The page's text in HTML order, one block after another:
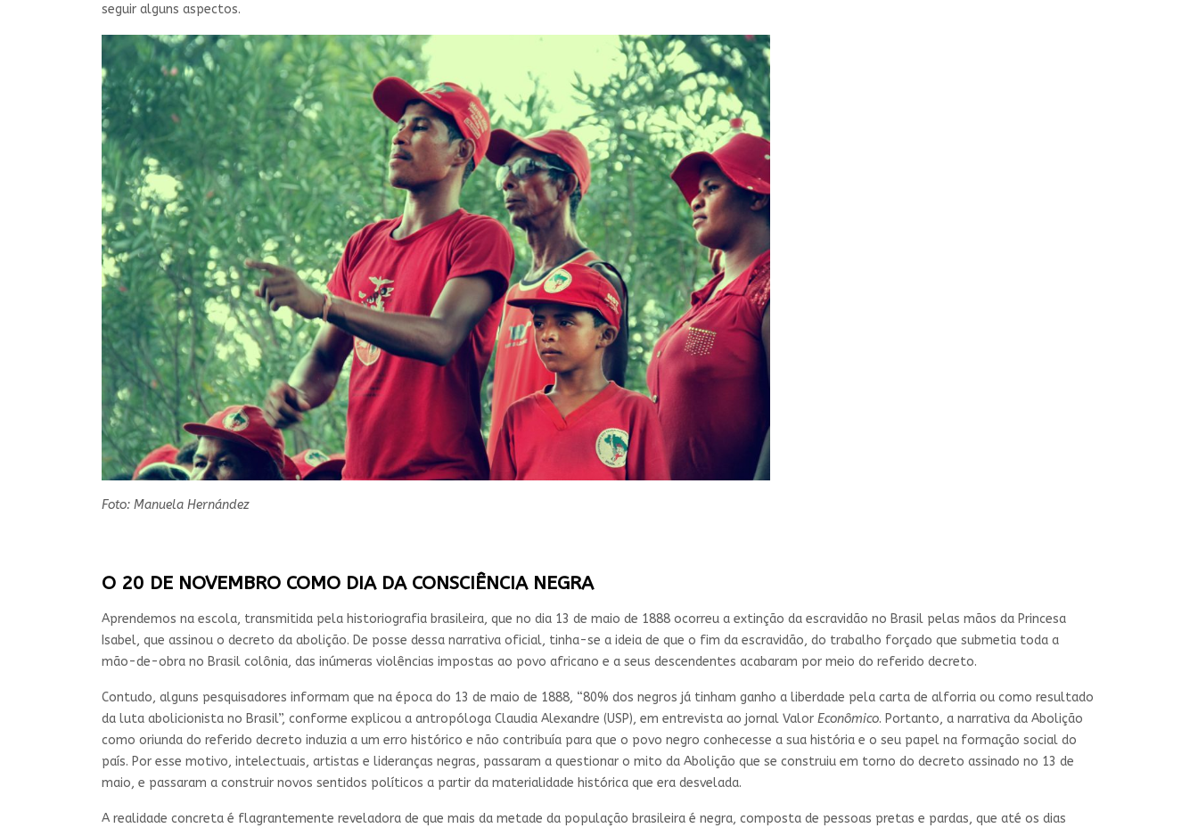
seguir alguns aspectos.
Foto: Manuela Hernández
O 20 DE NOVEMBRO COMO DIA DA CONSCIÊNCIA NEGRA
Aprendemos na escola, transmitida pela historiografia brasileira, que no dia 13 de maio de 1888 ocorreu a extinção da escravidão no Brasil pelas mãos da Princesa
Isabel, que assinou o decreto da abolição. De posse dessa narrativa oficial, tinha-se a ideia de que o fim da escravidão, do trabalho forçado que submetia toda a
mão-de-obra no Brasil colônia, das inúmeras violências impostas ao povo africano e a seus descendentes acabaram por meio do referido decreto.
Contudo, alguns pesquisadores informam que na época do 13 de maio de 1888, “80% dos negros já tinham ganho a liberdade pela carta de alforria ou como resultado
da luta abolicionista no Brasil”, conforme explicou a antropóloga Claudia Alexandre (USP), em entrevista ao jornal Valor Econômico. Portanto, a narrativa da Abolição
como oriunda do referido decreto induzia a um erro histórico e não contribuía para que o povo negro conhecesse a sua história e o seu papel na formação social do
país. Por esse motivo, intelectuais, artistas e lideranças negras, passaram a questionar o mito da Abolição que se construiu em torno do decreto assinado no 13 de
maio, e passaram a construir novos sentidos políticos a partir da materialidade histórica que era desvelada.
A realidade concreta é flagrantemente reveladora de que mais da metade da população brasileira é negra, composta de pessoas pretas e pardas, que até os dias